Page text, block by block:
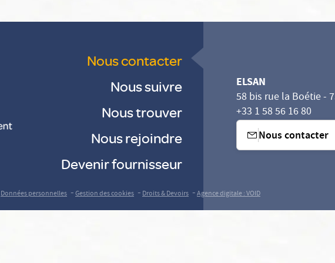
Nous contacter
Nous suivre
Nous trouver
Nous rejoindre
Devenir fournisseur
ELSAN
58 bis rue la Boétie -
+33 1 58 56 16 80
Nous contacter
Données personnelles -Gestion des cookies -Droits & Devoirs -Agence digitale : VOID